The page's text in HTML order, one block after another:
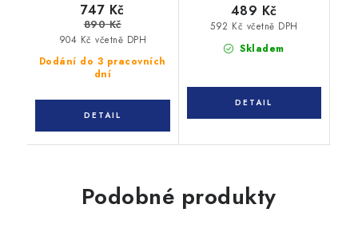
Dodání do 3 pracovních
dní
904 Kč včetně DPH
747 Kč
890 Kč
Skladem
592 Kč včetně DPH
489 Kč
Podobné produkty